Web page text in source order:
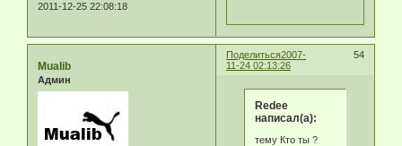
2011-12-25 22:08:18
Поделиться 54
2007-
11-24 02:13:26
Mualib
Админ
Redee
написал(а):
тему Кто ты ?